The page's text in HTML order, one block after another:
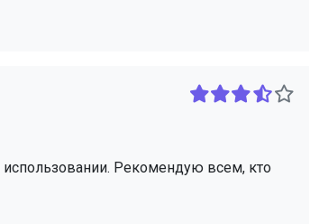
использовании. Рекомендую всем, кто